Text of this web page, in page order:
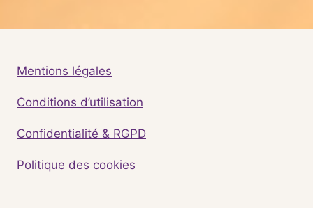
Mentions légales
Conditions d’utilisation
Confidentialité & RGPD
Politique des cookies